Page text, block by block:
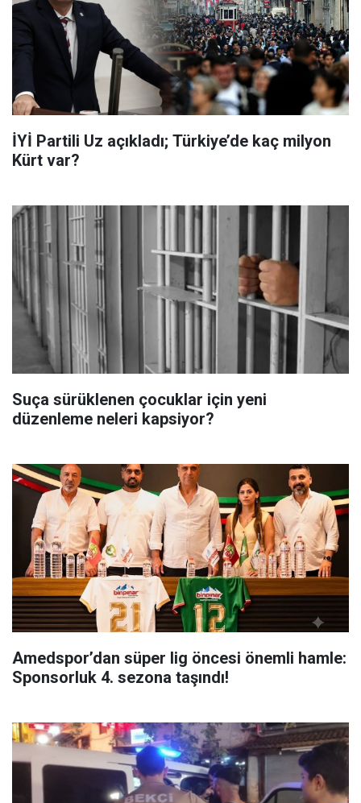
İYİ Partili Uz açıkladı; Türkiye’de kaç milyon
Kürt var?
Suça sürüklenen çocuklar için yeni
düzenleme neleri kapsiyor?
Amedspor’dan süper lig öncesi önemli hamle:
Sponsorluk 4. sezona taşındı!